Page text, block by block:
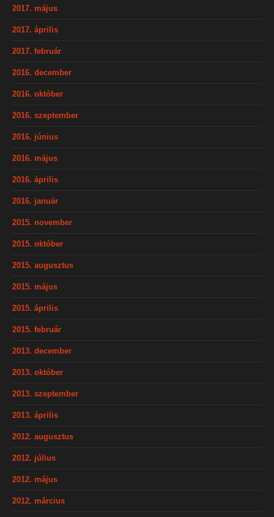
2017. május
2017. április
2017. február
2016. december
2016. október
2016. szeptember
2016. június
2016. május
2016. április
2016. január
2015. november
2015. október
2015. augusztus
2015. május
2015. április
2015. február
2013. december
2013. október
2013. szeptember
2013. április
2012. augusztus
2012. július
2012. május
2012. március